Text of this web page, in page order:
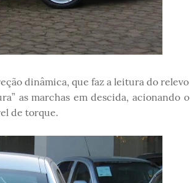
dinâmica, que faz a leitura do relevo
as marchas em descida, acionando o
de torque.